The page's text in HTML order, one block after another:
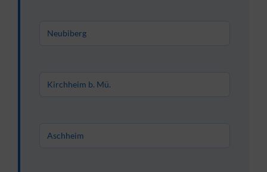
Neubiberg
Kirchheim b. Mü.
Aschheim